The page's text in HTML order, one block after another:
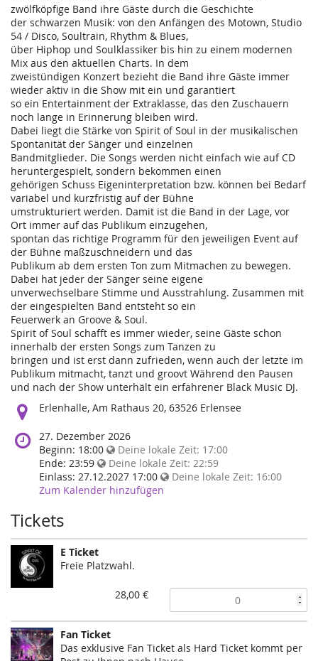
zwölfköpfige Band ihre Gäste durch die Geschichte
der schwarzen Musik: von den Anfängen des Motown, Studio
54 / Disco, Soultrain, Rhythm & Blues,
über Hiphop und Soulklassiker bis hin zu einem modernen
Mix aus den aktuellen Charts. In dem
zweistündigen Konzert bezieht die Band ihre Gäste immer
wieder aktiv in die Show mit ein und garantiert
so ein Entertainment der Extraklasse, das den Zuschauern
noch lange in Erinnerung bleiben wird.
Dabei liegt die Stärke von Spirit of Soul in der musikalischen
Spontanität der Sänger und einzelnen
Bandmitglieder. Die Songs werden nicht einfach wie auf CD
heruntergespielt, sondern bekommen einen
gehörigen Schuss Eigeninterpretation bzw. können bei Bedarf
variabel und kurzfristig auf der Bühne
umstrukturiert werden. Damit ist die Band in der Lage, vor
Ort immer auf das Publikum einzugehen,
spontan das richtige Programm für den jeweiligen Event auf
der Bühne maßzuschneidern und das
Publikum ab dem ersten Ton zum Mitmachen zu bewegen.
Dabei hat jeder der Sänger seine eigene
unverwechselbare Stimme und Ausstrahlung. Zusammen mit
der eingespielten Band entsteht so ein
Feuerwerk an Groove & Soul.
Spirit of Soul schafft es immer wieder, seine Gäste schon
innerhalb der ersten Songs zum Tanzen zu
bringen und ist erst dann zufrieden, wenn auch der letzte im
Publikum mitmacht, tanzt und groovt Während den Pausen
und nach der Show unterhält ein erfahrener Black Music DJ.
Wo
diese
Veranstaltung
statt?
Erlenhalle, Am Rathaus 20, 63526 Erlensee
Wann
findet
diese
Veranstaltung
statt?
27. Dezember 2026
Beginn: 18:00 Deine lokale Zeit: 17:00
Ende: 23:59 Deine lokale Zeit: 22:59
Einlass: 27.12.2027 17:00 Deine lokale Zeit: 16:00
Zum Kalender hinzufügen
Tickets
E Ticket
Freie Platzwahl.
28,00 €
Fan Ticket
Das exklusive Fan Ticket als Hard Ticket kommt per